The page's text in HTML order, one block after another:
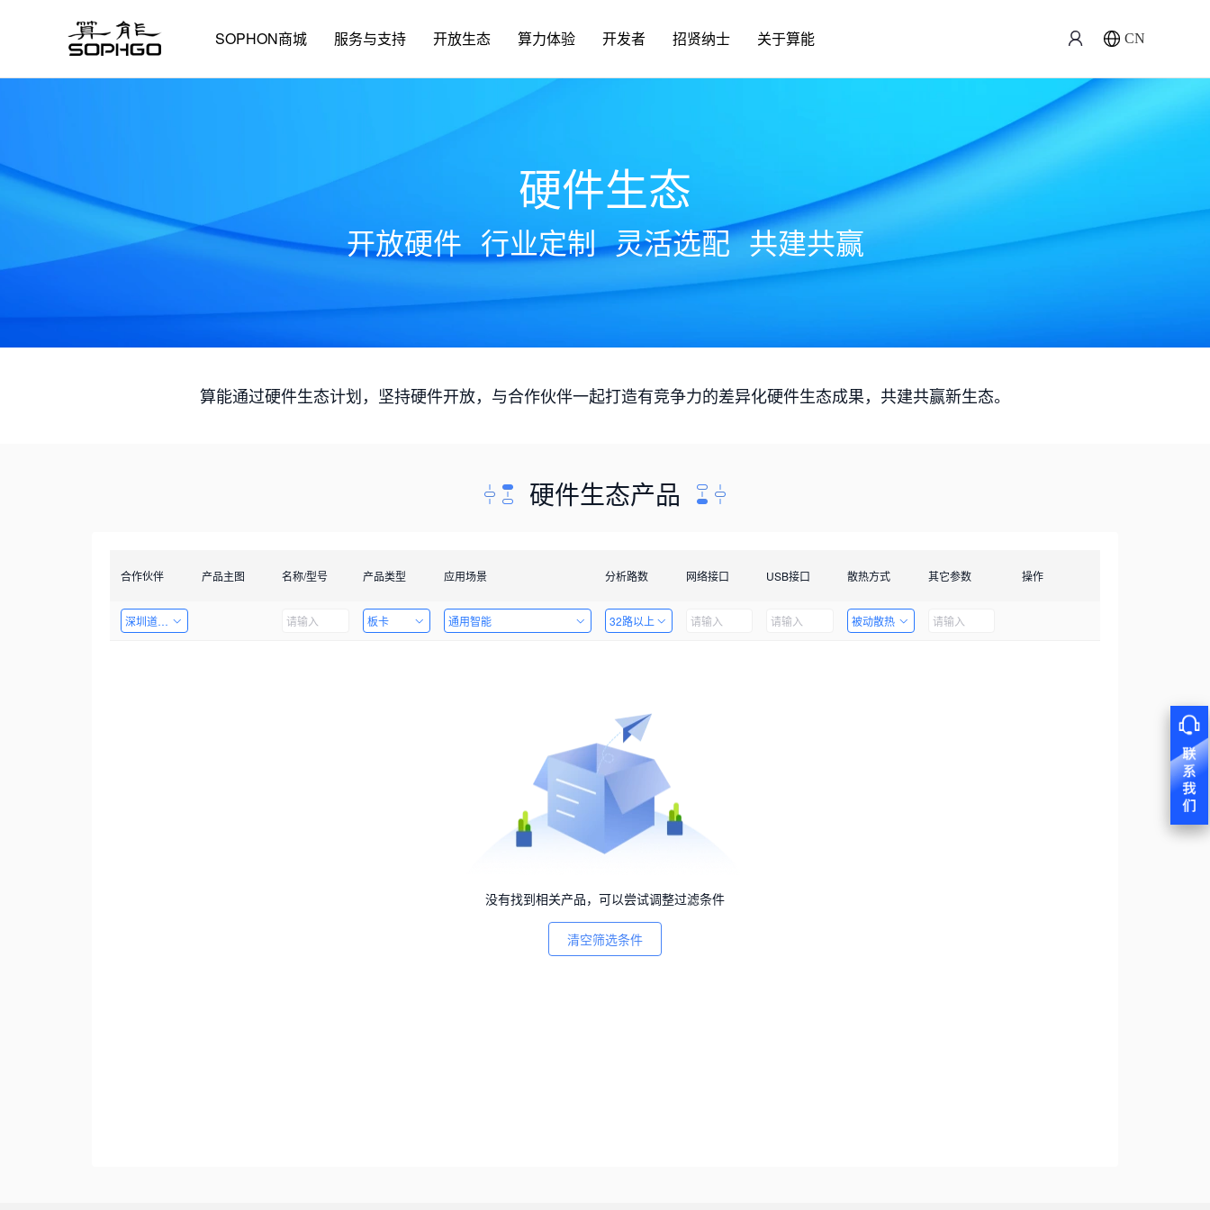
SOPHON商城 服务与支持 开放生态 算力体验 开发者 招贤纳士 关于算能 CN
硬件生态
开放硬件 行业定制 灵活选配 共建共赢
算能通过硬件生态计划，坚持硬件开放，与合作伙伴一起打造有竞争力的差异化硬件生态成果，共建共赢新生态。
硬件生态产品
合作伙伴 产品主图 名称/型号 产品类型 应用场景 分析路数 网络接口 USB接口 散热方式 其它参数 操作
深圳道者技术有限公司 板卡 通用智能 32路以上 被动散热
没有找到相关产品，可以尝试调整过滤条件
清空筛选条件